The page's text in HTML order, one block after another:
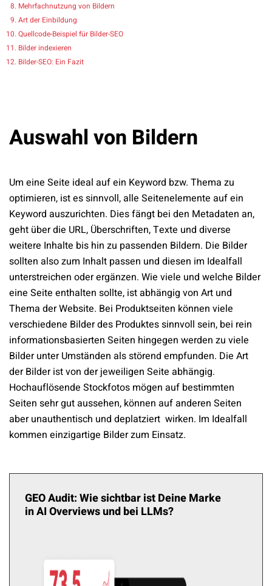
Mehrfachnutzung von Bildern
Art der Einbildung
Quellcode-Beispiel für Bilder-SEO
Bilder indexieren
Bilder-SEO: Ein Fazit
Auswahl von Bildern
Um eine Seite ideal auf ein Keyword bzw. Thema zu
optimieren, ist es sinnvoll, alle Seitenelemente auf ein
Keyword auszurichten. Dies fängt bei den Metadaten an,
geht über die URL, Überschriften, Texte und diverse
weitere Inhalte bis hin zu passenden Bildern. Die Bilder
sollten also zum Inhalt passen und diesen im Idealfall
unterstreichen oder ergänzen. Wie viele und welche Bilder
eine Seite enthalten sollte, ist abhängig von Art und
Thema der Website. Bei Produktseiten können viele
verschiedene Bilder des Produktes sinnvoll sein, bei rein
informationsbasierten Seiten hingegen werden zu viele
Bilder unter Umständen als störend empfunden. Die Art
der Bilder ist von der jeweiligen Seite abhängig.
Hochauflösende Stockfotos mögen auf bestimmten
Seiten sehr gut aussehen, können auf anderen Seiten
aber unauthentisch und deplatziert wirken. Im Idealfall
kommen einzigartige Bilder zum Einsatz.
GEO Audit: Wie sichtbar ist Deine Marke
in AI Overviews und bei LLMs?